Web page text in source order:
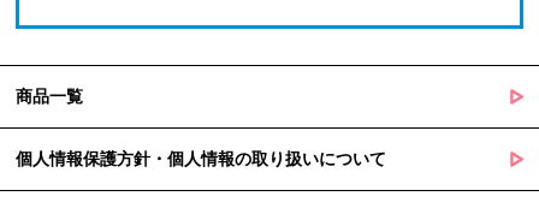
商品一覧
個人情報保護方針・個人情報の取り扱いについて